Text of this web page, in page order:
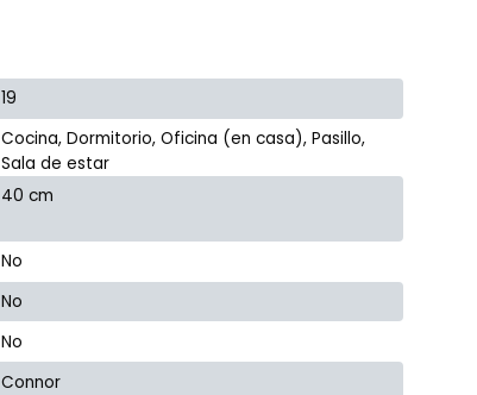
19
Cocina, Dormitorio, Oficina (en casa), Pasillo,
Sala de estar
40 cm
No
No
No
Connor